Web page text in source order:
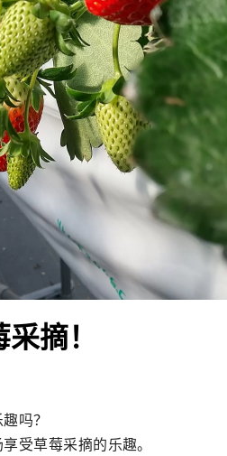
摘！
吗？
受草莓采摘的乐趣。